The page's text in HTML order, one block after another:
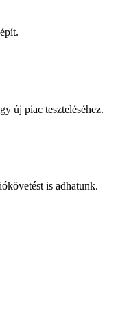
új piac teszteléséhez.
is adhatunk.